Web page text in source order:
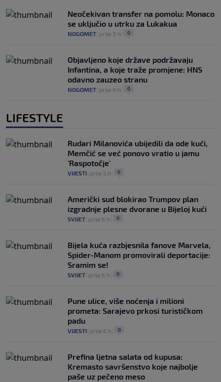
Neočekivan transfer na pomolu: Monaco
se uključio u utrku za Lukakua
NOGOMET prije 3 h 0
Objavljeno koje države podržavaju
Infantina, a koje traže promjene: HNS
odavno zauzeo stranu
NOGOMET prije 4 h 0
LIFESTYLE
Rudari Milanovića ubijedili da ode kući,
Memčić se već ponovo vratio u jamu
'Raspotočje'
VIJESTI prije 5 h 0
Američki sud blokirao Trumpov plan
izgradnje plesne dvorane u Bijeloj kući
SVIJET prije 6 h 0
Bijela kuća razbjesnila fanove Marvela,
Spider-Manom promovirali deportacije:
Sramim se!
SVIJET prije 6 h 0
Pune ulice, više noćenja i milioni
prometa: Sarajevo prkosi turističkom
padu
VIJESTI prije 6 h 0
Prefina ljetna salata od kupusa:
Kremasto savršenstvo koje najbolje
paše uz pečeno meso